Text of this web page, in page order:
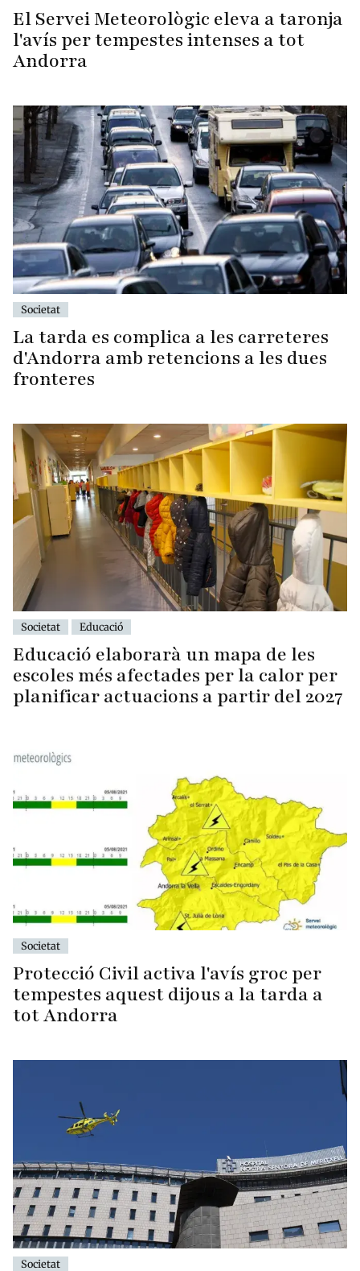
El Servei Meteorològic eleva a taronja
l'avís per tempestes intenses a tot
Andorra
Societat
La tarda es complica a les carreteres
d'Andorra amb retencions a les dues
fronteres
Societat Educació
Educació elaborarà un mapa de les
escoles més afectades per la calor per
planificar actuacions a partir del 2027
Societat
Protecció Civil activa l'avís groc per
tempestes aquest dijous a la tarda a
tot Andorra
Societat